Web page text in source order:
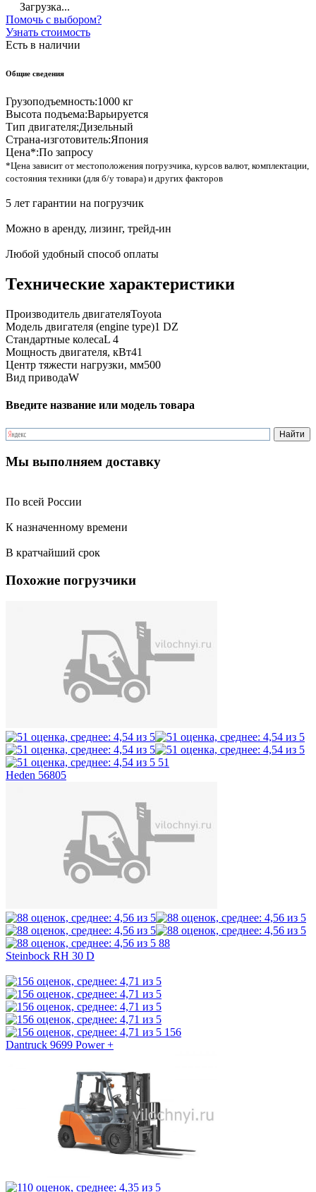
Загрузка...
Помочь с выбором?
Узнать стоимость
Есть в наличии
Общие сведения
Грузоподъемность:1000 кг
Высота подъема:Варьируется
Тип двигателя:Дизельный
Страна-изготовитель:Япония
Цена*:По запросу
*Цена зависит от местоположения погрузчика, курсов валют, комплектации,
состояния техники (для б/у товара) и других факторов
5 лет гарантии на погрузчик
Можно в аренду, лизинг, трейд-ин
Любой удобный способ оплаты
Технические характеристики
Производитель двигателяToyota
Модель двигателя (engine type)1 DZ
Стандартные колесаL 4
Мощность двигателя, кВт41
Центр тяжести нагрузки, мм500
Вид приводаW
Введите название или модель товара
Мы выполняем доставку
По всей России
К назначенному времени
В кратчайший срок
Похожие погрузчики
51
Heden 56805
88
Steinbock RH 30 D
156
Dantruck 9699 Power +